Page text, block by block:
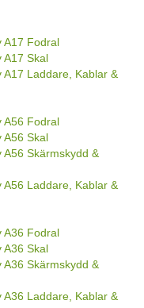
A17 Fodral
A17 Skal
A17 Laddare, Kablar &
A56 Fodral
A56 Skal
A56 Skärmskydd &
A56 Laddare, Kablar &
A36 Fodral
A36 Skal
A36 Skärmskydd &
A36 Laddare, Kablar &